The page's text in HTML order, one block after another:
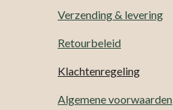
Verzending & levering
Retourbeleid
Klachtenregeling
Algemene voorwaarden